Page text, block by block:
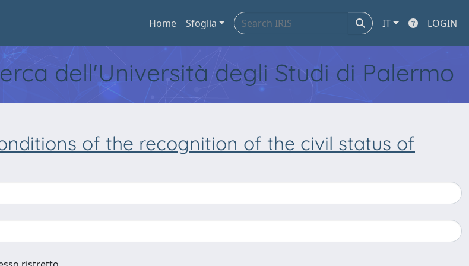
Home Sfoglia IT LOGIN
dell'Università degli Studi di Palermo
of the recognition of the civil status of